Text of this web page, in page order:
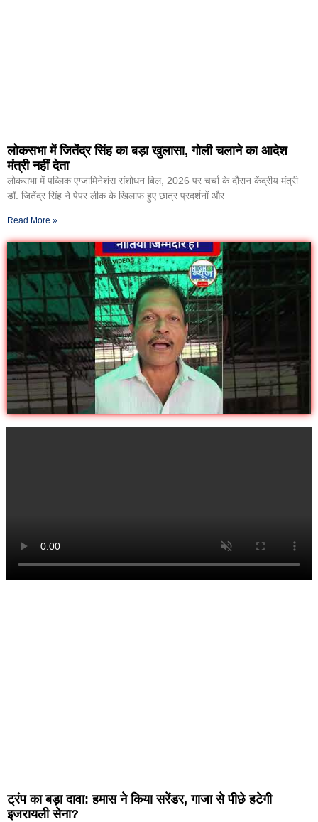
लोकसभा में जितेंद्र सिंह का बड़ा खुलासा, गोली चलाने का आदेश
मंत्री नहीं देता
लोकसभा में पब्लिक एग्जामिनेशंस संशोधन बिल, 2026 पर चर्चा के दौरान केंद्रीय मंत्री
डॉ. जितेंद्र सिंह ने पेपर लीक के खिलाफ हुए छात्र प्रदर्शनों और
Read More »
ट्रंप का बड़ा दावा: हमास ने किया सरेंडर, गाजा से पीछे हटेगी
इजरायली सेना?